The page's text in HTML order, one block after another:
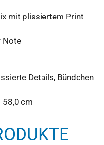
mit plissiertem Print
Note
Details, Bündchen
58,0 cm